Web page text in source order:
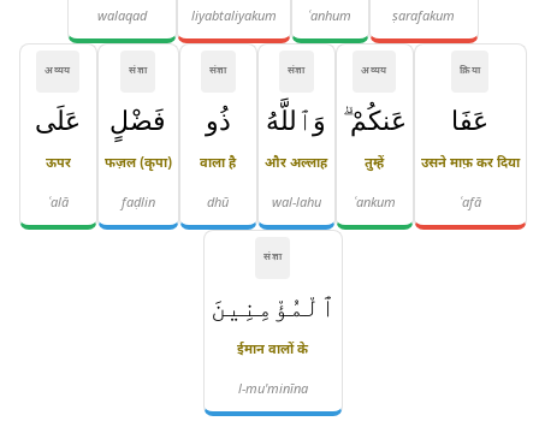
ṣarafakum
ʿanhum
liyabtaliyakum
walaqad
क्रिया
عَفَا
उसने माफ़ कर दिया
ʿafā
अव्यय
عَنكُمْ ۗ
तुम्हें
ʿankum
संज्ञा
وَٱللَّهُ
और अल्लाह
wal-lahu
संज्ञा
ذُو
वाला है
dhū
संज्ञा
فَضْلٍ
फज़ल (कृपा)
faḍlin
अव्यय
عَلَى
ऊपर
ʿalā
संज्ञा
ٱلْمُؤْمِنِينَ
ईमान वालों के
l-mu'minīna